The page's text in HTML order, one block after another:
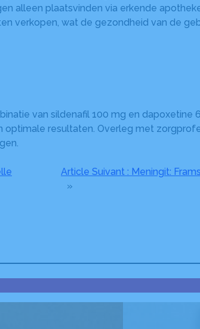
alleen plaatsvinden via erkende
verkopen, wat de gezondheid van de
van sildenafil 100 mg en dapoxetine
resultaten. Overleg met
Article Suivant : Meningit:
»